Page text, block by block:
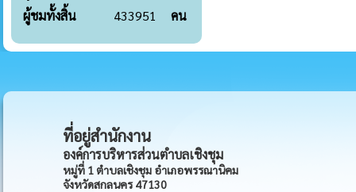
ผู้ชมทั้งสิ้น
433951 คน
ที่อยู่สำนักงาน
องค์การบริหารส่วนตำบลเชิงชุม
หมู่ที่ 1 ตำบลเชิงชุม อำเภอพรรณานิคม
จังหวัดสกลนคร 47130